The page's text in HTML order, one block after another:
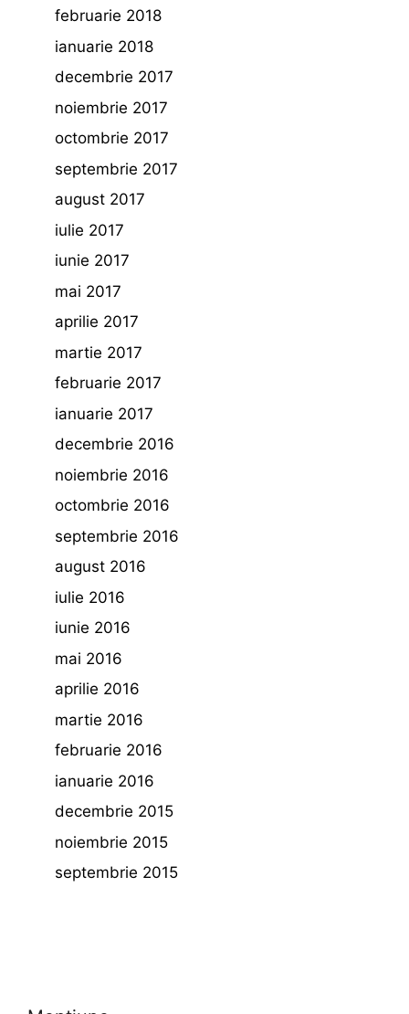
februarie 2018
ianuarie 2018
decembrie 2017
noiembrie 2017
octombrie 2017
septembrie 2017
august 2017
iulie 2017
iunie 2017
mai 2017
aprilie 2017
martie 2017
februarie 2017
ianuarie 2017
decembrie 2016
noiembrie 2016
octombrie 2016
septembrie 2016
august 2016
iulie 2016
iunie 2016
mai 2016
aprilie 2016
martie 2016
februarie 2016
ianuarie 2016
decembrie 2015
noiembrie 2015
septembrie 2015